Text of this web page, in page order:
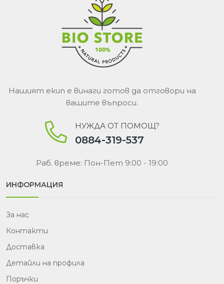
Нашият екип е винаги готов да отговори на
вашите въпроси.
НУЖДА ОТ ПОМОЩ?
0884-319-537
Раб. време: Пон-Пет 9:00 - 19:00
ИНФОРМАЦИЯ
За нас
Контакти
Доставка
Детайли на профила
Поръчки